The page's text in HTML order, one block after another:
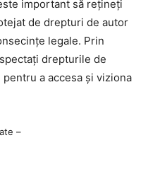
important să rețineți
de drepturi de autor
legale. Prin
drepturile de
a accesa și viziona
–